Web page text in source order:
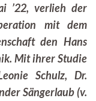
’22, verlieh der
mit dem
den Hans
Mit ihrer Studie
Schulz, Dr.
Sängerlaub (v.